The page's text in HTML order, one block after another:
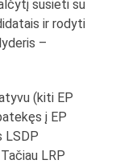
susieti su
ir rodyti
–
(kiti EP
į EP
LSDP
LRP